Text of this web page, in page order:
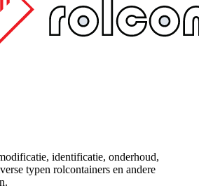
identificatie, onderhoud,
typen rolcontainers en andere